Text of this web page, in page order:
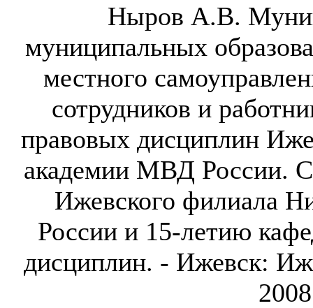
Ныров А.В.
муниципальных
местного
сотрудников и
правовых дисциплин
академии МВД России.
Ижевского филиала
России и 15-летию
дисциплин. - Ижевск: